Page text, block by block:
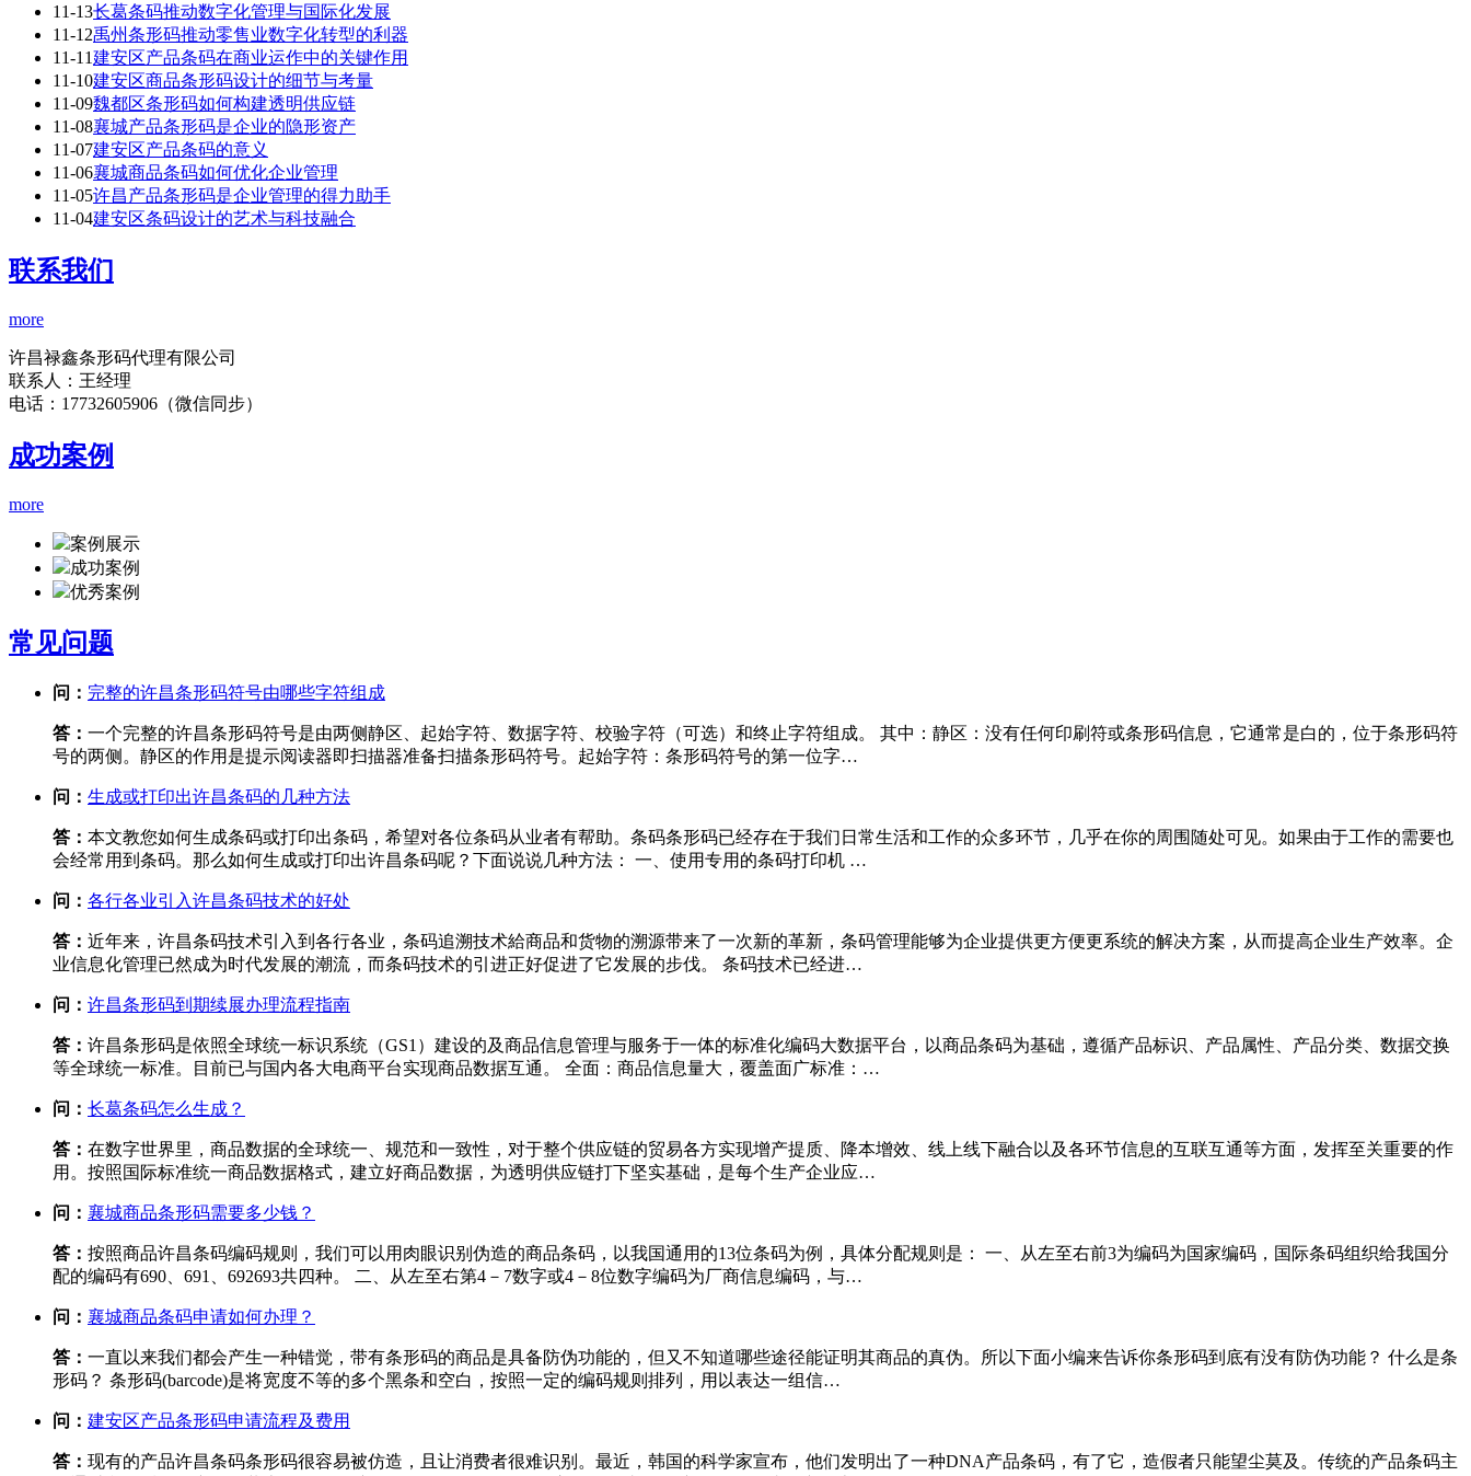
11-13长葛条码推动数字化管理与国际化发展
11-12禹州条形码推动零售业数字化转型的利器
11-11建安区产品条码在商业运作中的关键作用
11-10建安区商品条形码设计的细节与考量
11-09魏都区条形码如何构建透明供应链
11-08襄城产品条形码是企业的隐形资产
11-07建安区产品条码的意义
11-06襄城商品条码如何优化企业管理
11-05许昌产品条形码是企业管理的得力助手
11-04建安区条码设计的艺术与科技融合
联系我们
more
许昌禄鑫条形码代理有限公司
联系人：王经理
电话：17732605906（微信同步）
成功案例
more
案例展示
成功案例
优秀案例
常见问题
问： 完整的许昌条形码符号由哪些字符组成
答： 一个完整的许昌条形码符号是由两侧静区、起始字符、数据字符、校验字符（可选）和终止字符组成。 其中：静区：没有任何印刷符或条形码信息，它通常是白的，位于条形码符
号的两侧。静区的作用是提示阅读器即扫描器准备扫描条形码符号。起始字符：条形码符号的第一位字…
问： 生成或打印出许昌条码的几种方法
答： 本文教您如何生成条码或打印出条码，希望对各位条码从业者有帮助。条码条形码已经存在于我们日常生活和工作的众多环节，几乎在你的周围随处可见。如果由于工作的需要也
会经常用到条码。那么如何生成或打印出许昌条码呢？下面说说几种方法： 一、使用专用的条码打印机 …
问： 各行各业引入许昌条码技术的好处
答： 近年来，许昌条码技术引入到各行各业，条码追溯技术給商品和货物的溯源带来了一次新的革新，条码管理能够为企业提供更方便更系统的解决方案，从而提高企业生产效率。企
业信息化管理已然成为时代发展的潮流，而条码技术的引进正好促进了它发展的步伐。 条码技术已经进…
问： 许昌条形码到期续展办理流程指南
答： 许昌条形码是依照全球统一标识系统（GS1）建设的及商品信息管理与服务于一体的标准化编码大数据平台，以商品条码为基础，遵循产品标识、产品属性、产品分类、数据交换
等全球统一标准。目前已与国内各大电商平台实现商品数据互通。 全面：商品信息量大，覆盖面广标准：…
问： 长葛条码怎么生成？
答： 在数字世界里，商品数据的全球统一、规范和一致性，对于整个供应链的贸易各方实现增产提质、降本增效、线上线下融合以及各环节信息的互联互通等方面，发挥至关重要的作
用。按照国际标准统一商品数据格式，建立好商品数据，为透明供应链打下坚实基础，是每个生产企业应…
问： 襄城商品条形码需要多少钱？
答： 按照商品许昌条码编码规则，我们可以用肉眼识别伪造的商品条码，以我国通用的13位条码为例，具体分配规则是： 一、从左至右前3为编码为国家编码，国际条码组织给我国分
配的编码有690、691、692693共四种。 二、从左至右第4－7数字或4－8位数字编码为厂商信息编码，与…
问： 襄城商品条码申请如何办理？
答： 一直以来我们都会产生一种错觉，带有条形码的商品是具备防伪功能的，但又不知道哪些途径能证明其商品的真伪。所以下面小编来告诉你条形码到底有没有防伪功能？ 什么是条
形码？ 条形码(barcode)是将宽度不等的多个黑条和空白，按照一定的编码规则排列，用以表达一组信…
问： 建安区产品条形码申请流程及费用
答： 现有的产品许昌条码条形码很容易被仿造，且让消费者很难识别。最近，韩国的科学家宣布，他们发明出了一种DNA产品条码，有了它，造假者只能望尘莫及。传统的产品条码主